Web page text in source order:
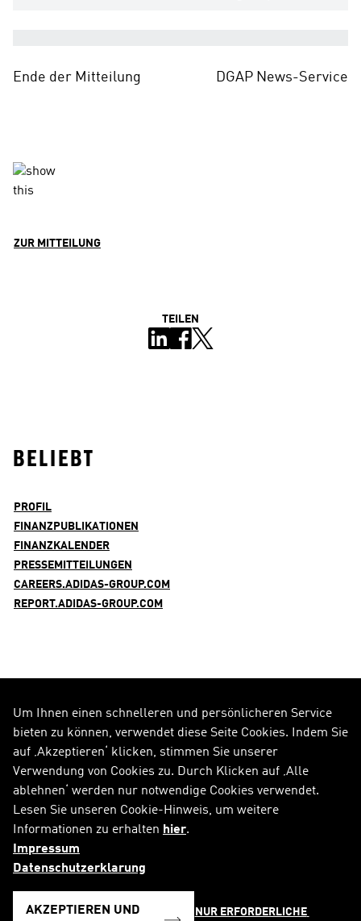
Ende der Mitteilung DGAP News-Service
ZUR MITTEILUNG
TEILEN
BELIEBT
PROFIL
FINANZPUBLIKATIONEN
FINANZKALENDER
PRESSEMITTEILUNGEN
CAREERS.ADIDAS-GROUP.COM
REPORT.ADIDAS-GROUP.COM
FOLGE UNS AUF
Alle Social Media Kanäle
Sitemap
Impressum
Um Ihnen einen schnelleren und persönlicheren Service
bieten zu können, verwendet diese Seite Cookies. Indem Sie
auf ‚Akzeptieren‘ klicken, stimmen Sie unserer
Verwendung von Cookies zu. Durch Klicken auf ‚Alle
ablehnen‘ werden nur notwendige Cookies verwendet.
Lesen Sie unseren Cookie-Hinweis, um weitere
Informationen zu erhalten hier.
Impressum
Datenschutzerklarung
AKZEPTIEREN UND NUR ERFORDERLICHE